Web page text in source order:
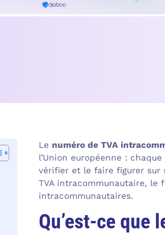
Le numéro de TVA
l’Union européenne :
vérifier et le faire figurer sur
TVA intracommunautaire, le
intracommunautaires.
Qu’est-ce que